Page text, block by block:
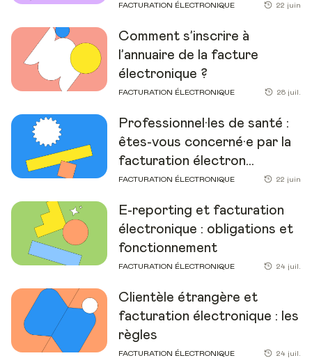
FACTURATION ÉLECTRONIQUE 22 juin
Comment s’inscrire à
l’annuaire de la facture
électronique ?
FACTURATION ÉLECTRONIQUE 28 juil.
Professionnel·les de santé :
êtes-vous concerné·e par la
facturation électron...
FACTURATION ÉLECTRONIQUE 22 juin
E-reporting et facturation
électronique : obligations et
fonctionnement
FACTURATION ÉLECTRONIQUE 24 juil.
Clientèle étrangère et
facturation électronique : les
règles
FACTURATION ÉLECTRONIQUE 24 juil.